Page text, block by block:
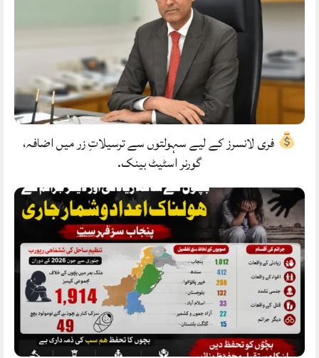
فری لانسرز کے لیے سہولتوں سے ترسیلاتِ زر میں اضافہ،
گورنر اسٹیٹ بینک.